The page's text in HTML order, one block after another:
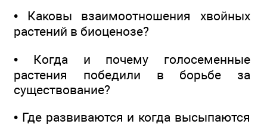
• Каковы взаимоотношения хвойных
растений в биоценозе?
• Когда и почему голосеменные
растения победили в борьбе за
существование?
• Где развиваются и когда высыпаются